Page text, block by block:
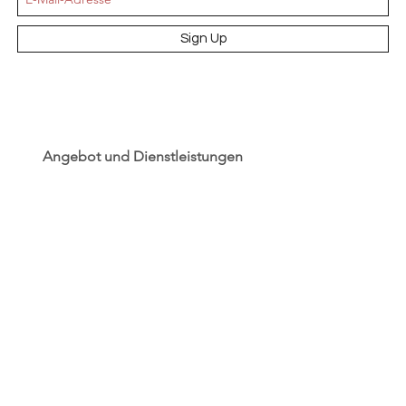
Sign Up
Angebot und Dienstleistungen